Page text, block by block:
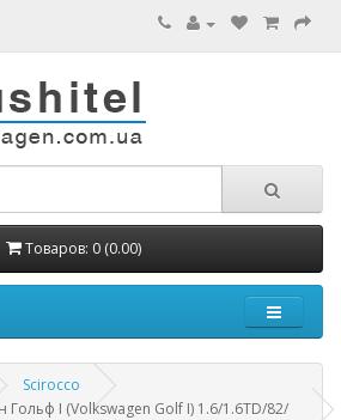
Товаров: 0 (0.00)
Scirocco
Гольф I (Volkswagen Golf I) 1.6/1.6TD/82/